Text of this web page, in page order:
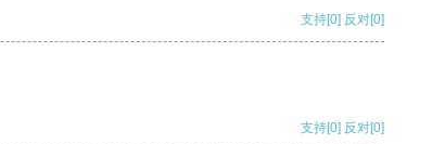
支持[0] 反对[0]
支持[0] 反对[0]